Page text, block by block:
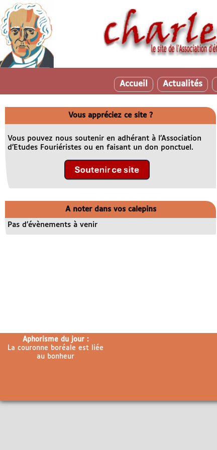
Accueil Actualités
Vous appréciez ce site ?
Vous pouvez nous soutenir en adhérant à l’Association
d’Etudes Fouriéristes ou en faisant un don ponctuel.
A noter dans vos calepins
Pas d’évènements à venir
Aphorisme du jour :
La couronne boréale est liée
au bonheur